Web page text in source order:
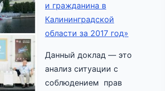
и гражданина в
Калининградской
области за 2017 год»
Данный доклад — это
анализ ситуации с
соблюдением прав